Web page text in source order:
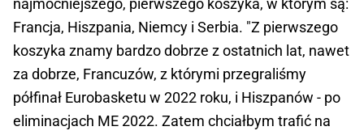
najmocniejszego, pierwszego koszyka, w którym są:
Francja, Hiszpania, Niemcy i Serbia. "Z pierwszego
koszyka znamy bardzo dobrze z ostatnich lat, nawet
za dobrze, Francuzów, z którymi przegraliśmy
półfinał Eurobasketu w 2022 roku, i Hiszpanów - po
eliminacjach ME 2022. Zatem chciałbym trafić na